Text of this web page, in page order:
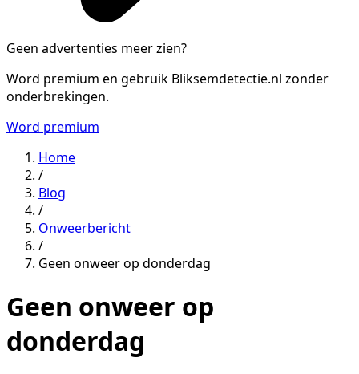
Geen advertenties meer zien?
Word premium en gebruik Bliksemdetectie.nl zonder
onderbrekingen.
Word premium
Home
/
Blog
/
Onweerbericht
/
Geen onweer op donderdag
Geen onweer op
donderdag